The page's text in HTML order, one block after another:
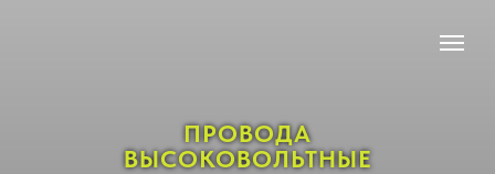
ПРОВОДА
ВЫСОКОВОЛЬТНЫЕ